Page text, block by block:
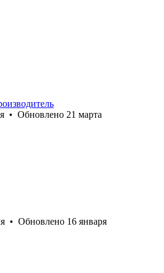
• Обновлено 21 марта
• Обновлено 16 января